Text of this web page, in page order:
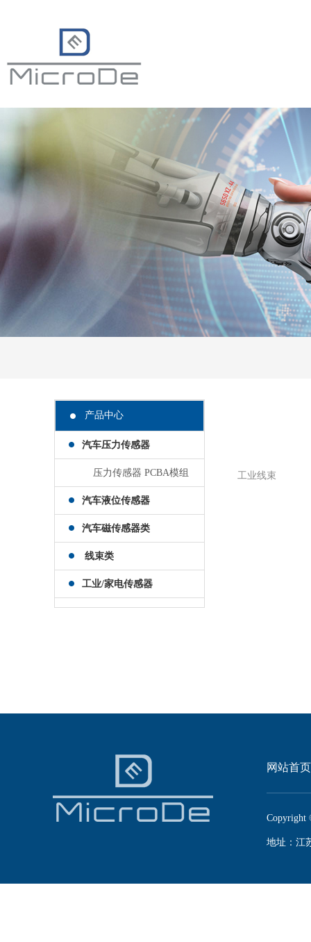
产品中心
汽车压力传感器
压力传感器 PCBA模组
汽车液位传感器
汽车磁传感器类
线束类
工业/家电传感器
工业线束
网站首页
Copyright
地址：江